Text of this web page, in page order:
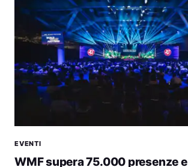
EVENTI
WMF supera 75.000 presenze e